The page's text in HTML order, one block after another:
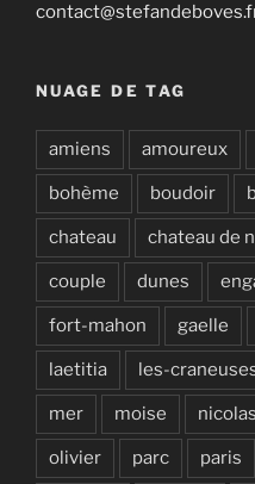
NUAGE DE TAG
amiens amoureux
bohème boudoir
chateau chateau de
couple dunes
fort-mahon gaelle
laetitia les-
mer moise nicolas
olivier parc paris